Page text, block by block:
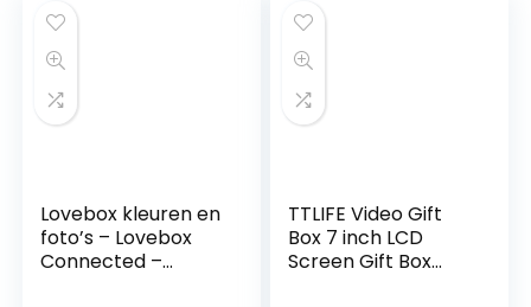
Lovebox kleuren en
foto’s – Lovebox
Connected –
TTLIFE Video Gift
Box 7 inch LCD
Screen Gift Box